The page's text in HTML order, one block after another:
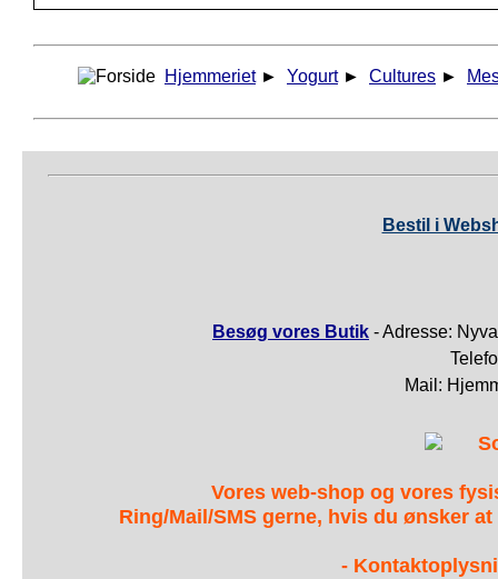
Hjemmeriet ► Yogurt ► Cultures ►
Bestil i
Besøg vores Butik - Adresse:
Mail:
Vores web-shop og vores
Ring/Mail/SMS gerne, hvis du ønsker
-